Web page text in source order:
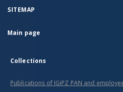
SITEMAP
Main page
Collections
Publications of IGiPZ PAN and